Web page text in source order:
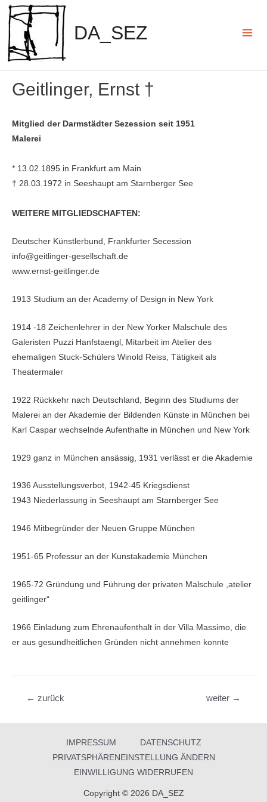
Zum
Inhalt
springen
DA_SEZ
Geitlinger, Ernst †
Mitglied der Darmstädter Sezession seit 1951
Malerei
* 13.02.1895 in Frankfurt am Main
† 28.03.1972 in Seeshaupt am Starnberger See
WEITERE MITGLIEDSCHAFTEN:
Deutscher Künstlerbund, Frankfurter Secession
info@geitlinger-gesellschaft.de
www.ernst-geitlinger.de
1913 Studium an der Academy of Design in New York
1914 -18 Zeichenlehrer in der New Yorker Malschule des
Galeristen Puzzi Hanfstaengl, Mitarbeit im Atelier des
ehemaligen Stuck-Schülers Winold Reiss, Tätigkeit als
Theatermaler
1922 Rückkehr nach Deutschland, Beginn des Studiums der
Malerei an der Akademie der Bildenden Künste in München bei
Karl Caspar wechselnde Aufenthalte in München und New York
1929 ganz in München ansässig, 1931 verlässt er die Akademie
1936 Ausstellungsverbot, 1942-45 Kriegsdienst
1943 Niederlassung in Seeshaupt am Starnberger See
1946 Mitbegründer der Neuen Gruppe München
1951-65 Professur an der Kunstakademie München
1965-72 Gründung und Führung der privaten Malschule ,atelier
geitlinger“
1966 Einladung zum Ehrenaufenthalt in der Villa Massimo, die
er aus gesundheitlichen Gründen nicht annehmen konnte
Beitragsnavigation
← zurück weiter →
IMPRESSUM
DATENSCHUTZ
PRIVATSPHÄRENEINSTELLUNG ÄNDERN
EINWILLIGUNG WIDERRUFEN
Copyright © 2026 DA_SEZ